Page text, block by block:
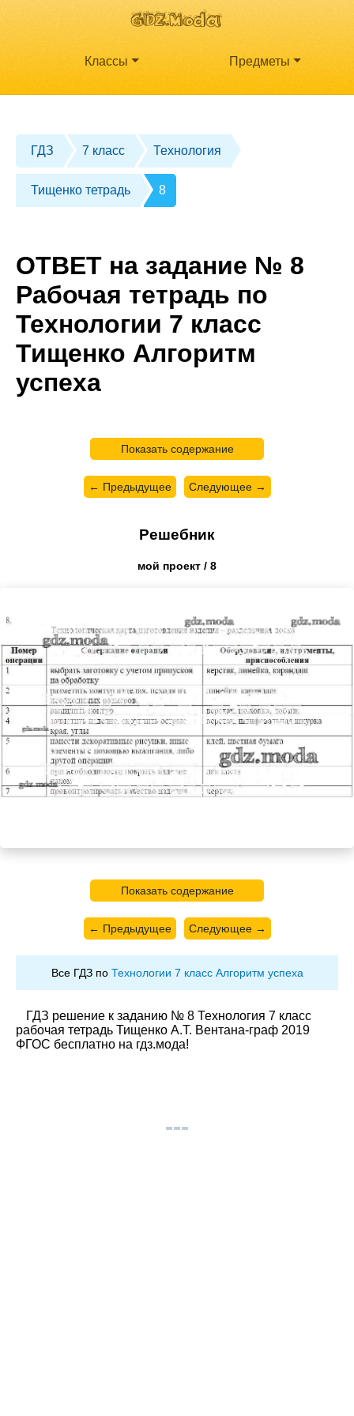
Классы Предметы
ГДЗ 7 класс Технология
Тищенко тетрадь 8
ОТВЕТ на задание № 8
Рабочая тетрадь по
Технологии 7 класс
Тищенко Алгоритм
успеха
Показать содержание
← Предыдущее Следующее →
Решебник
мой проект / 8
Показать содержание
← Предыдущее Следующее →
Все ГДЗ по Технологии 7 класс Алгоритм успеха
ГДЗ решение к заданию № 8 Технология 7 класс
рабочая тетрадь Тищенко А.Т. Вентана-граф 2019
ФГОС бесплатно на гдз.мода!